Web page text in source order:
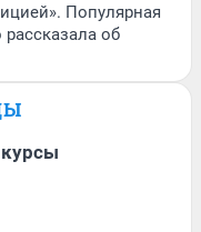
Популярная
рассказала об